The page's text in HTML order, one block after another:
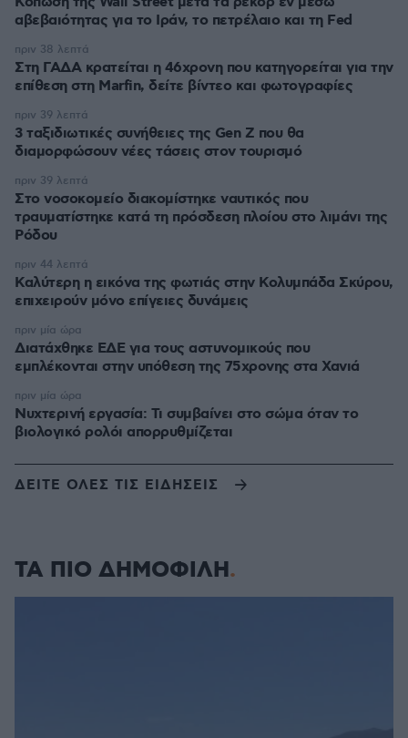
αβεβαιότητας για το Ιράν, το πετρέλαιο και τη Fed
Στη ΓΑΔΑ κρατείται η 46χρονη που κατηγορείται για την
επίθεση στη Marfin, δείτε βίντεο και φωτογραφίες
πριν 38 λεπτά
3 ταξιδιωτικές συνήθειες της Gen Z που θα
διαμορφώσουν νέες τάσεις στον τουρισμό
πριν 39 λεπτά
Στο νοσοκομείο διακομίστηκε ναυτικός που
τραυματίστηκε κατά τη πρόσδεση πλοίου στο λιμάνι της
Ρόδου
πριν 39 λεπτά
Καλύτερη η εικόνα της φωτιάς στην Κολυμπάδα Σκύρου,
επιχειρούν μόνο επίγειες δυνάμεις
πριν 44 λεπτά
Διατάχθηκε ΕΔΕ για τους αστυνομικούς που
εμπλέκονται στην υπόθεση της 75χρονης στα Χανιά
πριν μία ώρα
Νυχτερινή εργασία: Τι συμβαίνει στο σώμα όταν το
βιολογικό ρολόι απορρυθμίζεται
πριν μία ώρα
ΔΕΙΤΕ ΟΛΕΣ ΤΙΣ ΕΙΔΗΣΕΙΣ
ΤΑ ΠΙΟ ΔΗΜΟΦΙΛΗ